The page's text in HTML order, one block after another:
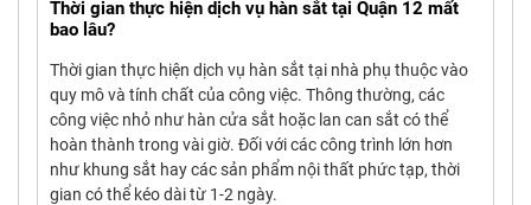
Thời gian thực hiện dịch vụ hàn sắt tại Quận 12 mất
bao lâu?
Thời gian thực hiện dịch vụ hàn sắt tại nhà phụ thuộc vào
quy mô và tính chất của công việc. Thông thường, các
công việc nhỏ như hàn cửa sắt hoặc lan can sắt có thể
hoàn thành trong vài giờ. Đối với các công trình lớn hơn
như khung sắt hay các sản phẩm nội thất phức tạp, thời
gian có thể kéo dài từ 1-2 ngày.